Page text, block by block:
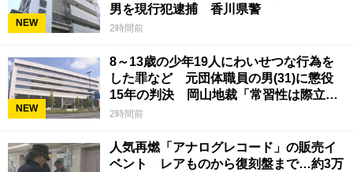
NEW
男を現行犯逮捕 香川県警
2時間前
NEW
8～13歳の少年19人にわいせつな行為を
した罪など 元団体職員の男(31)に懲役
15年の判決 岡山地裁「常習性は際立っ
ていて被害結果も非常に重い」
2時間前
人気再燃「アナログレコード」の販売イ
ベント レアものから復刻盤まで…約3万